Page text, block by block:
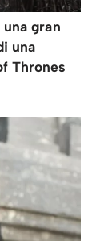
gran
una
Thrones